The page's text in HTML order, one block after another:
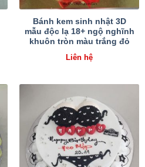
Bánh kem sinh nhật 3D
mẫu độc lạ 18+ ngộ nghĩnh
khuôn tròn màu trắng đỏ
Liên hệ